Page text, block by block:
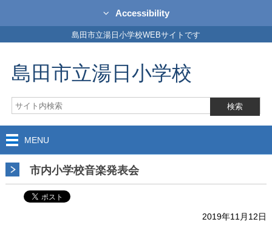
Accessibility
島田市立湯日小学校WEBサイトです
島田市立湯日小学校
MENU
市内小学校音楽発表会
2019年11月12日